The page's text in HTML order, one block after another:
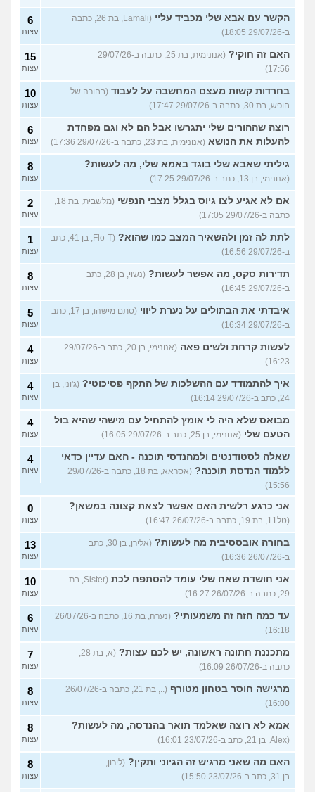
הקשר עם אבא שלי מכביד עליי
(Lamali, בת 26, כתבה
ב-29/07/26 18:05)
6
עצות
האם זה חוקי?
(אנונימית, בת 25, כתבה ב-29/07/26
17:56)
15
עצות
בחרדות קשות מעצם המחשבה על לעבוד (בחורה של
חופש, בת 30, כתבה ב-29/07/26 17:47)
10
עצות
רוצה שההורים שלי יתגרשו אבל הם לא וגם מפחדת
להעלות את הנושא (אנונימית, בת 23, כתבה ב-29/07/26 17:36)
6
עצות
גיליתי שאבא שלי בוגד באמא שלי, מה לעשות?
(אנונימי, בן 13, כתב ב-29/07/26 17:25)
8
עצות
אם לא אגיע לצו גיוס בגלל מצבי הנפשי
כתבה ב-29/07/26 17:05)
2
עצות
לתת לה זמן ולהשאיר המצב כמו שהוא?
(Flo-T, בן 41, כתב
ב-29/07/26 16:56)
1
עצות
תדירות סקס, מה אפשר לעשות?
(נשוי, בן 28, כתב
ב-29/07/26 16:45)
8
עצות
איבדתי את הבתולים על נערת ליווי
(סתם מישהו, בן 17, כתב
ב-29/07/26 16:34)
5
עצות
לעשות קרחת ולשים פאה
(אנונימי, בן 20, כתב ב-29/07/26
16:23)
4
עצות
איך להתמודד עם ההשלכות של התקף פסיכוטי? (ג'וני, בן
24, כתב ב-29/07/26 16:14)
4
עצות
מבואס שלא היה לי אומץ להתחיל עם מישהי שהיא בול
הטעם שלי (אנונימי, בן 25, כתב ב-29/07/26 16:05)
4
עצות
שאלה לסטודנטים ולמהנדסי תוכנה - האם עדיין כדאי
ללמוד הנדסת תוכנה?
(אסראא, בת 18, כתבה ב-29/07/26
15:56)
4
עצות
אני כרגע רלשית האם אפשר לצאת קצונה במשאן?
(טל11, בת 19, כתבה ב-26/07/26 16:47)
0
עצות
בחורה אובססיבית מה לעשות?
(אלירן, בן 30, כתב
ב-26/07/26 16:36)
13
עצות
אני חושדת שאח שלי עומד להסתפח לכת
(Sister, בת
29, כתבה ב-26/07/26 16:27)
10
עצות
עד כמה חזה זה משמעותי?
(נערה, בת 16, כתבה ב-26/07/26
16:18)
6
עצות
מתכננת חתונה ראשונה, יש לכם עצות?
כתבה ב-26/07/26 16:09)
7
עצות
מרגישה חוסר בטחון מטורף
(.., בת 21, כתבה ב-26/07/26
16:00)
8
עצות
אמא לא רוצה שאלמד תואר בהנדסה, מה לעשות?
(Alex, בן 21, כתב ב-23/07/26 16:01)
8
עצות
האם מה שאני מרגיש זה הגיוני ותקין? (לירון,
בן 31, כתב ב-23/07/26 15:50)
8
עצות